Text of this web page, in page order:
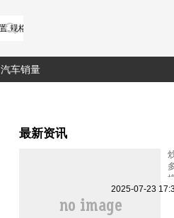
汽车销量
最新资讯
2025-07-23